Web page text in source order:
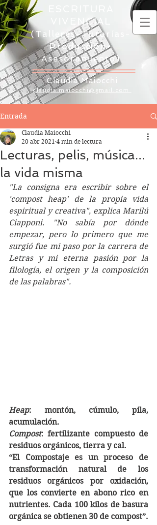
VIVENCIAL
(Talleres-Tutorías-
Producción-
Asesoramiento)
Claudia Maiocchi
claudia.maiocchi@gmail.com
Entrada
Lecturas, pelis, música...
la vida misma
Claudia Maiocchi
20 abr 2021 4 min de lectura
"La consigna era escribir sobre el
'compost heap' de la propia vida
espiritual y creativa", explica Marilú
Ciapponi. "No sabía por dónde
empezar, pero lo primero que me
surgió fue mi paso por la carrera de
Letras y mi eterna pasión por la
filología, el origen y la composición
de las palabras".
Heap: montón, cúmulo, pila,
acumulación.
Compost: fertilizante compuesto de
residuos orgánicos, tierra y cal.
“El Compostaje es un proceso de
transformación natural de los
residuos orgánicos por oxidación,
que los convierte en abono rico en
nutrientes. Cada 100 kilos de basura